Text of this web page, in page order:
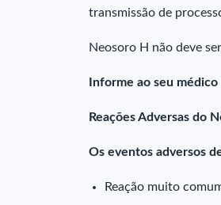
transmissão de
Neosoro H não deve
Informe ao seu
Reações Adversas do
Os eventos adversos
Reação muito